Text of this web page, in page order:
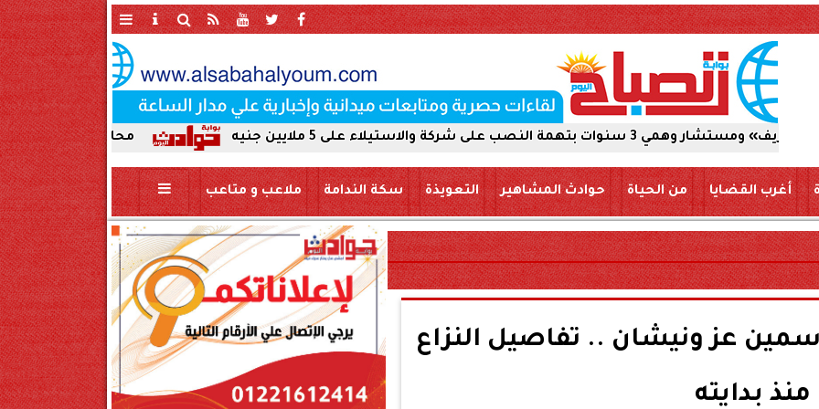
محافظ سوهاج يحيل واقعة ردم نهر على 5 ملايين جنيه
أغرب القضايا من الحياة حوادث المشاهير التعويذة سكة الندامة ملاعب و متاعب
عز ونيشان .. تفاصيل النزاع
منذ بدايته